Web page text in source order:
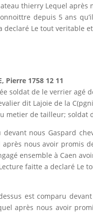
thierry Lequel
depuis 5 ans
Le tout veritable
Pierre 1758 12 11
soldat de le verrier agé
dit Lajoie de la
metier de tailleur;
devant nous Gaspard
après nous avoir promis
ensemble à Caen
faitte a declaré Le
est comparu
après nous avoir